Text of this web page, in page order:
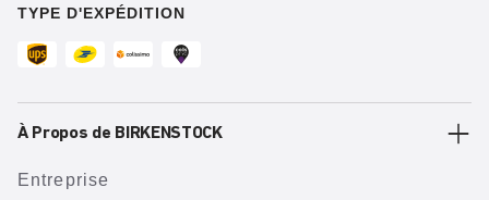
TYPE D'EXPÉDITION
À Propos de BIRKENSTOCK
Entreprise